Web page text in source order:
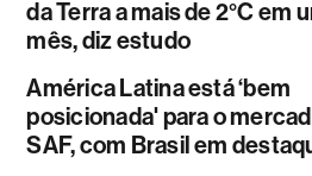
da Terra a mais de 2°C em
mês, diz estudo
América Latina está ‘bem
posicionada' para o
SAF, com Brasil em